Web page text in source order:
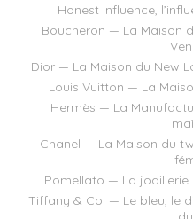
Honest Influence,
Boucheron — La Maison
Dior — La Maison du New
Louis Vuitton — La
Hermès — La
Chanel — La Maison du
Pomellato — La joaillerie
Tiffany & Co. — Le bleu, le